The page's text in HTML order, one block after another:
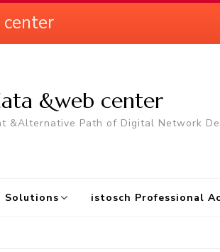
&web center
&Alternative Path of Digital Network
Solutions istosch Professional